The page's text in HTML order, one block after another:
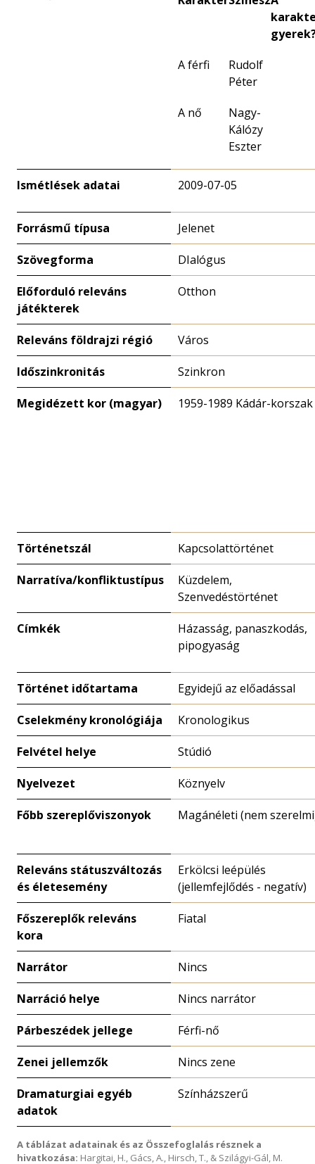
A férfi
Rudolf
Péter
A nő
Nagy-
Kálózy
Eszter
Ismétlések adatai 2009-07-05
Forrásmű típusa Jelenet
Szövegforma DIalógus
Előforduló releváns
játékterek
Otthon
Releváns földrajzi régió Város
Időszinkronitás Szinkron
Megidézett kor (magyar) 1959-1989 Kádár-korszak
Történetszál Kapcsolattörténet
Narratíva/konfliktustípus
Küzdelem,
Szenvedéstörténet
Címkék
Házasság, panaszkodás,
pipogyaság
Történet időtartama Egyidejű az előadással
Cselekmény kronológiája Kronologikus
Felvétel helye Stúdió
Nyelvezet Köznyelv
Főbb szereplőviszonyok Magánéleti (nem
Releváns státuszváltozás
és életesemény
Erkölcsi leépülés
(jellemfejlődés - negatív)
Főszereplők releváns
kora
Fiatal
Narrátor Nincs
Narráció helye Nincs narrátor
Párbeszédek jellege Férfi-nő
Zenei jellemzők Nincs zene
Dramaturgiai egyéb
adatok
Színházszerű
A táblázat adatainak és az Összefoglalás résznek a
hivatkozása: Hargitai, H., Gács, A., Hirsch, T., & Szilágyi-Gál, M.